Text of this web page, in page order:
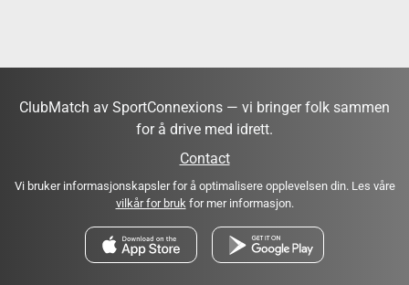
ClubMatch av SportConnexions — vi bringer folk sammen
for å drive med idrett.
Contact
Vi bruker informasjonskapsler for å optimalisere opplevelsen din. Les våre
vilkår for brukfor mer informasjon.